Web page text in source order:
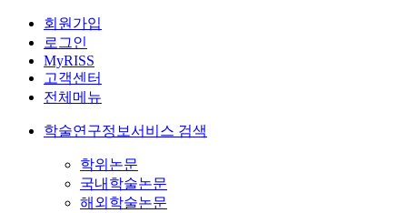
회원가입
로그인
MyRISS
고객센터
전체메뉴
학술연구정보서비스 검색
학위논문
국내학술논문
해외학술논문